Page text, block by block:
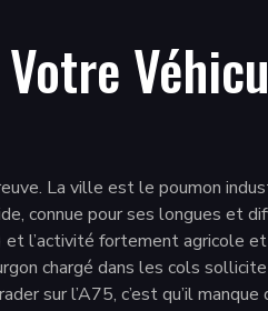
La ville est le poumon
connue pour ses longues et
et l’activité fortement agricole
chargé dans les cols
sur l’A75, c’est qu’il manque